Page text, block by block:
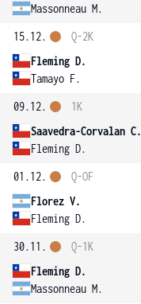
Massonneau M.
15.12.
Fleming D.
Tamayo F.
Q-2K
09.12.
Saavedra-Corvalan C.
Fleming D.
1K
01.12.
Florez V.
Fleming D.
Q-OF
30.11.
Fleming D.
Massonneau M.
Q-1K